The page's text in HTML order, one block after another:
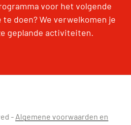
voor het volgende
doen? We verwelkomen je
geplande activiteiten.
- Algemene voorwaarden en